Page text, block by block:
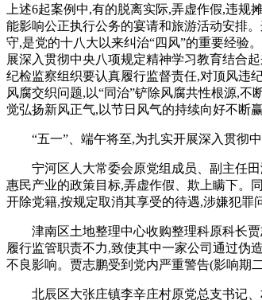
上述6起案例中,有的脱离实际,弄虚作假,违
能影响公正执行公务的宴请和旅游活动安排
守,是党的十八大以来纠治“四风”的重要经验
展深入贯彻中央八项规定精神学习教育结合
纪检监察组织要认真履行监督责任,对顶风违
风腐交织问题,以“同治”铲除风腐共性根源,
觉弘扬新风正气,以节日风气的持续向好不断
“五一”、端午将至,为扎实开展深入贯彻
宁河区人大常委会原党组成员、副主任
惠民产业的政策目标,弄虚作假、欺上瞒下。
开除党籍,按规定取消其享受的待遇,涉嫌犯罪
津南区土地整理中心收购整理科原科长
履行监管职责不力,致使其中一家公司通过伪
不良影响。贾志鹏受到党内严重警告(影响期
北辰区大张庄镇李辛庄村原党总支书记